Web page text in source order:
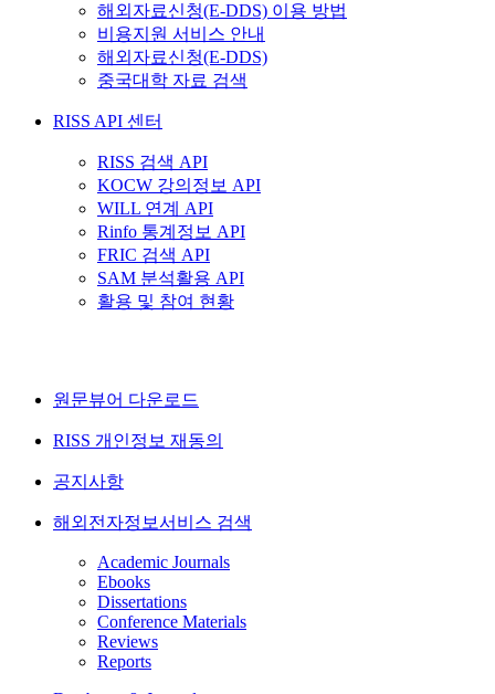
해외자료신청(E-DDS) 이용 방법
비용지원 서비스 안내
해외자료신청(E-DDS)
중국대학 자료 검색
RISS API 센터
RISS 검색 API
KOCW 강의정보 API
WILL 연계 API
Rinfo 통계정보 API
FRIC 검색 API
SAM 분석활용 API
활용 및 참여 현황
원문뷰어 다운로드
RISS 개인정보 재동의
공지사항
해외전자정보서비스 검색
Academic Journals
Ebooks
Dissertations
Conference Materials
Reviews
Reports